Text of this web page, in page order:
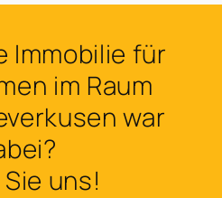
Immobilie für
im Raum
war
uns!